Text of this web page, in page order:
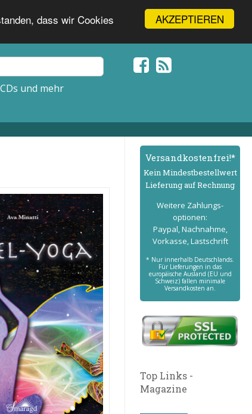
AKZEPTIEREN
dass wir Cookies
und mehr
Versand­kostenfrei!*
Kein Mindest­bestell­wert
Lieferung auf Rechnung
Weitere Zahlungs­
optionen:
Paypal, Nachnahme,
Vorkasse, Lastschrift
* Nur innerhalb Deutschlands.
Für Lieferungen in das
europäische Ausland (EU und
Schweiz) fallen minimale
Versandkosten an.
Top Links -
Magazine